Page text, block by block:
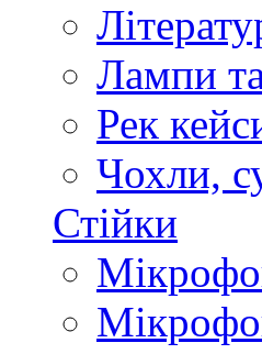
Лампи
Рек
Чохли,
Стійки